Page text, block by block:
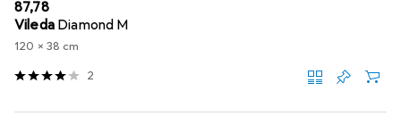
EUR
87,78
Vileda Diamond M
120 x 38 cm
2